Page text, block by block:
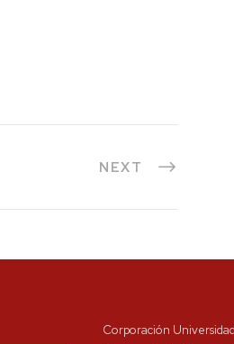
NEXT
Corporación